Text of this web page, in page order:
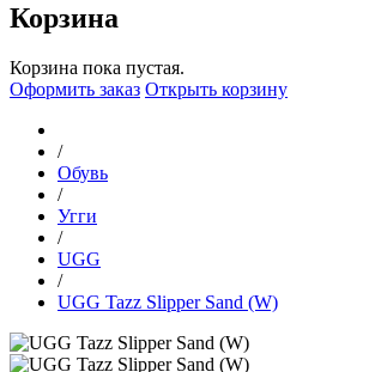
Корзина
Корзина пока пустая.
Оформить заказ Открыть корзину
/
Обувь
/
Угги
/
UGG
/
UGG Tazz Slipper Sand (W)